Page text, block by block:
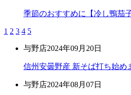
季節のおすすめに【冷し鴨茄
1 2 3 4 5
与野店2024年09月20日
信州安曇野産 新そば打ち始め
与野店2024年08月07日